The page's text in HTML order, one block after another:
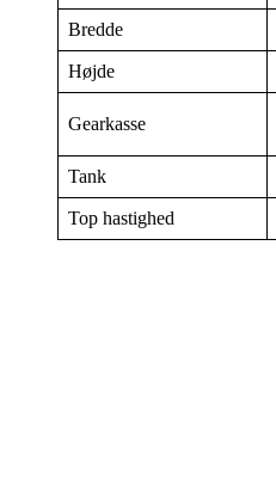
Bredde
Højde
Gearkasse
Tank
Top hastighed